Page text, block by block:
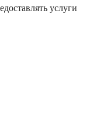
услуги